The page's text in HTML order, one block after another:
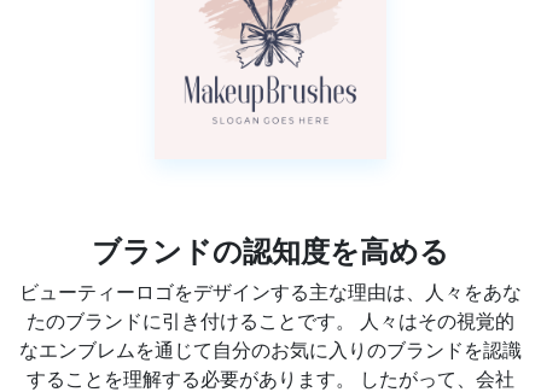
ブランドの認知度を高める
ビューティーロゴをデザインする主な理由は、人々をあな
たのブランドに引き付けることです。 人々はその視覚的
なエンブレムを通じて自分のお気に入りのブランドを認識
することを理解する必要があります。 したがって、会社